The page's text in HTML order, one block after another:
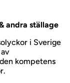
andra ställage
i Sverige
kompetens